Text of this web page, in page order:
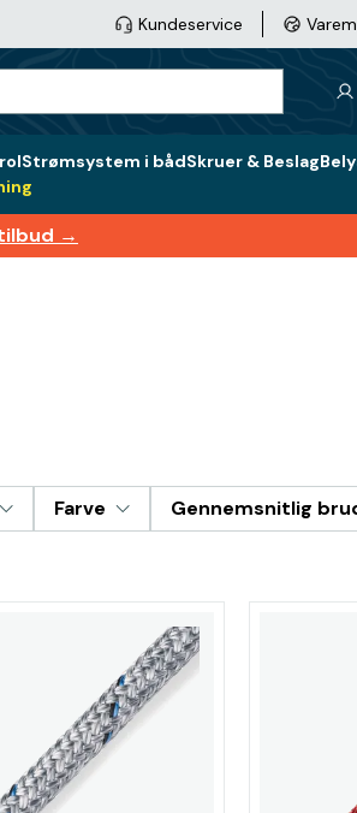
Kundeservice
Strømsystem i bådSkruer & Beslag
→
Farve
Gennemsnitlig